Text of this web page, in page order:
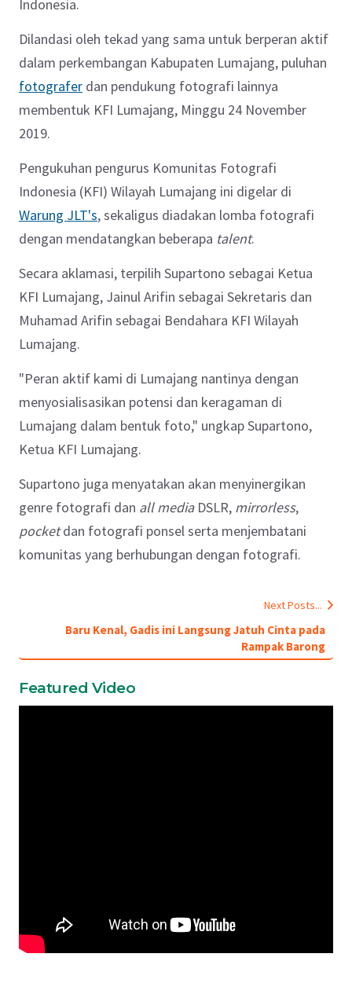
Indonesia.
Dilandasi oleh tekad yang sama untuk berperan aktif
dalam perkembangan Kabupaten Lumajang, puluhan
fotografer dan pendukung fotografi lainnya
membentuk KFI Lumajang, Minggu 24 November
2019.
Pengukuhan pengurus Komunitas Fotografi
Indonesia (KFI) Wilayah Lumajang ini digelar di
Warung JLT's, sekaligus diadakan lomba fotografi
dengan mendatangkan beberapa talent.
Secara aklamasi, terpilih Supartono sebagai Ketua
KFI Lumajang, Jainul Arifin sebagai Sekretaris dan
Muhamad Arifin sebagai Bendahara KFI Wilayah
Lumajang.
"Peran aktif kami di Lumajang nantinya dengan
menyosialisasikan potensi dan keragaman di
Lumajang dalam bentuk foto," ungkap Supartono,
Ketua KFI Lumajang.
Supartono juga menyatakan akan menyinergikan
genre fotografi dan all mediaDSLR, mirrorless,
pocketdan fotografi ponsel serta menjembatani
komunitas yang berhubungan dengan fotografi.
Next Posts...
Baru Kenal, Gadis ini Langsung Jatuh Cinta pada
Rampak Barong
Featured Video